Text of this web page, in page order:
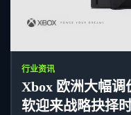
行业资讯
Xbox 欧洲大幅调
软迎来战略抉择